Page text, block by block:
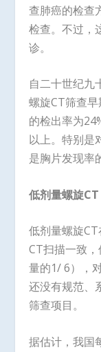
查肺癌的检查
检查。不过，
诊。
自二十世纪九
螺旋CT筛查
的检出率为
以上。特别是
是胸片发现率
低剂量螺旋CT
低剂量螺旋
CT扫描一致
量的1/ 6），
还没有规范、
筛查项目。
据估计，我国